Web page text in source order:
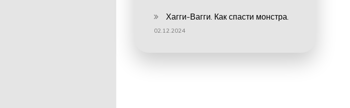
Хагги-Вагги. Как спасти монстра.
02.12.2024